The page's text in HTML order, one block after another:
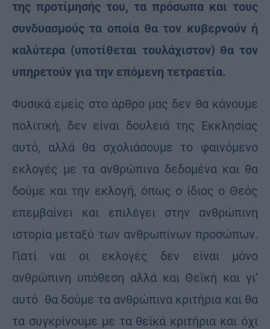
της προτίμησής του, τα πρόσωπα και τους
συνδυασμούς τα οποία θα τον κυβερνούν ή
καλύτερα (υποτίθεται τουλάχιστον) θα τον
υπηρετούν για την επόμενη τετραετία.
Φυσικά εμείς στο άρθρο μας δεν θα κάνουμε
πολιτική, δεν είναι δουλειά της Εκκλησίας
αυτό, αλλά θα σχολιάσουμε το φαινόμενο
εκλογές με τα ανθρώπινα δεδομένα και θα
δούμε και την εκλογή, όπως ο ίδιος ο Θεός
επεμβαίνει και επιλέγει στην ανθρώπινη
ιστορία μεταξύ των ανθρωπίνων προσώπων.
Γιατί ναι οι εκλογές δεν είναι μόνο
ανθρώπινη υπόθεση αλλά και Θεϊκή και γι’
αυτό θα δούμε τα ανθρώπινα κριτήρια και θα
τα συγκρίνουμε με τα θεϊκά κριτήρια και όχι